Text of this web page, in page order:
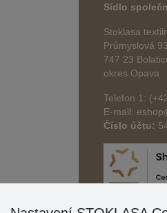
Sídlo
Stoklasa
Průmyslová
747 23
okres Opava
Telefon 1:
E-mail:
Číslo účtu: